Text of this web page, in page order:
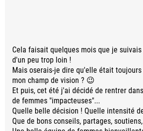
Cela faisait quelques mois que je
d'un peu trop loin !
Mais oserais-je dire qu'elle était
mon champ de vision ? 😉
Et puis, cet été j'ai décidé de rentrer
de femmes "impacteuses"...
Quelle belle décision ! Quelle intensité
Que de bons conseils, partages,